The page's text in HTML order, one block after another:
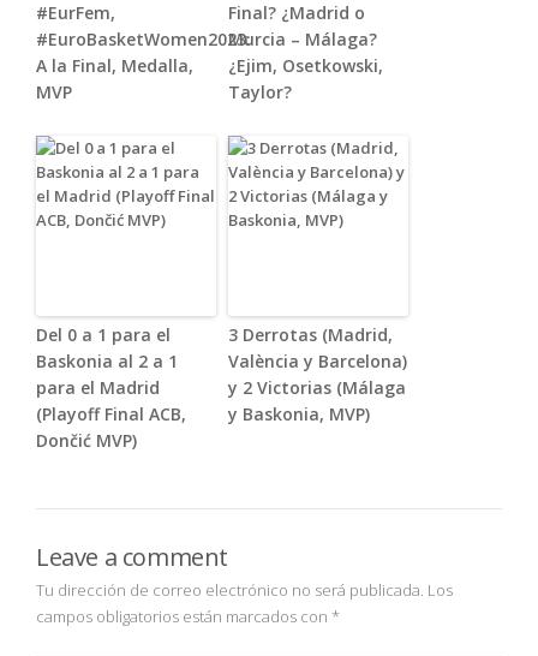
#EurFem,
#EuroBasketWomen2023:
A la Final, Medalla,
MVP
Final? ¿Madrid o
Murcia – Málaga?
¿Ejim, Osetkowski,
Taylor?
Del 0 a 1 para el
Baskonia al 2 a 1
para el Madrid
(Playoff Final ACB,
Dončić MVP)
3 Derrotas (Madrid,
València y Barcelona)
y 2 Victorias (Málaga
y Baskonia, MVP)
Leave a comment
Tu dirección de correo electrónico no será publicada. Los
campos obligatorios están marcados con *